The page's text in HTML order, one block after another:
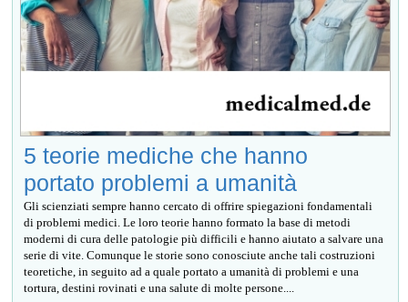
5 teorie mediche che hanno
portato problemi a umanità
Gli scienziati sempre hanno cercato di offrire spiegazioni fondamentali
di problemi medici. Le loro teorie hanno formato la base di metodi
moderni di cura delle patologie più difficili e hanno aiutato a salvare una
serie di vite. Comunque le storie sono conosciute anche tali costruzioni
teoretiche, in seguito ad a quale portato a umanità di problemi e una
tortura, destini rovinati e una salute di molte persone....